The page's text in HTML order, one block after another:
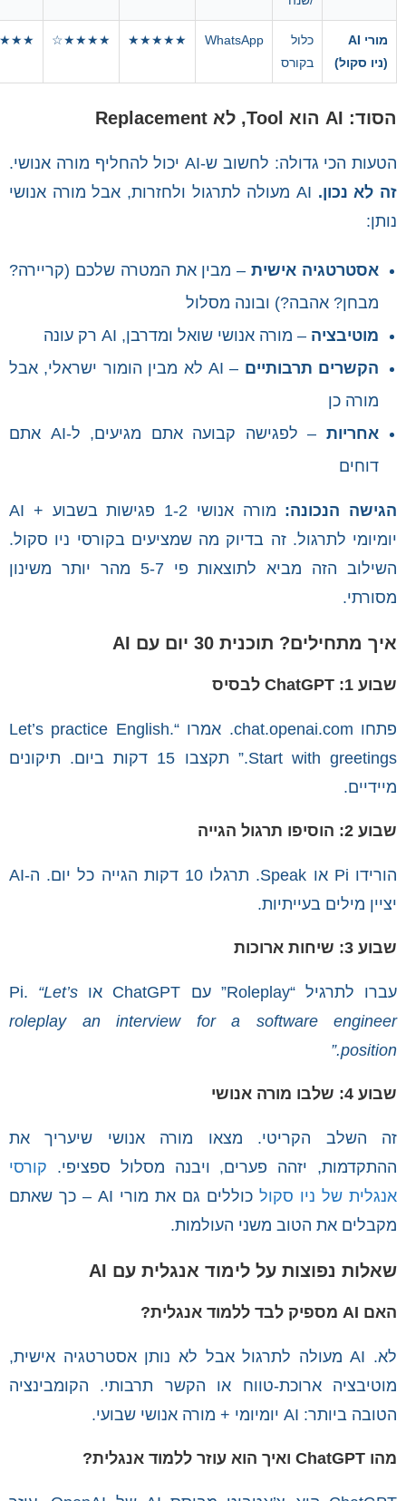
מורי AI
(ניו סקול)
כלול
בקורס
WhatsApp
★★★★★
★★★★☆
הסוד: AI הוא Tool, לא Replacement
הטעות הכי גדולה: לחשוב ש-AI יכול להחליף מורה אנושי.
זה לא נכון.
AI מעולה לתרגול ולחזרות, אבל מורה אנושי
נותן:
אסטרטגיה אישית– מבין את המטרה שלכם (קריירה?
מבחן? אהבה?) ובונה מסלול
מוטיבציה – מורה אנושי שואל ומדרבן, AI רק עונה
הקשרים תרבותיים
– AI לא מבין הומור ישראלי, אבל
מורה כן
אחריות
– לפגישה קבועה אתם מגיעים, ל-AI אתם
דוחים
הגישה הנכונה:
מורה אנושי 1-2 פגישות בשבוע + AI
יומיומי לתרגול. זה בדיוק מה שמציעים בקורסי ניו סקול.
השילוב הזה מביא לתוצאות פי 5-7 מהר יותר משינון
מסורתי.
איך מתחילים? תוכנית 30 יום עם AI
שבוע 1: ChatGPT לבסיס
פתחו chat.openai.com. אמרו “Let’s practice English.
Start with greetings.” תקצבו 15 דקות ביום. תיקונים
מיידיים.
שבוע 2: הוסיפו תרגול הגייה
הורידו Pi או Speak. תרגלו 10 דקות הגייה כל יום. ה-AI
יציין מילים בעייתיות.
שבוע 3: שיחות ארוכות
עברו לתרגיל “Roleplay” עם ChatGPT או Pi.
“Let’s
roleplay an interview for a software engineer
position.”
שבוע 4: שלבו מורה אנושי
זה השלב הקריטי. מצאו מורה אנושי שיעריך את
ההתקדמות, יזהה פערים, ויבנה מסלול ספציפי. קורסי
אנגלית של ניו סקול
כוללים גם את מורי AI – כך שאתם
מקבלים את הטוב משני העולמות.
שאלות נפוצות על לימוד אנגלית עם AI
האם AI מספיק לבד ללמוד אנגלית?
לא. AI מעולה לתרגול אבל לא נותן אסטרטגיה אישית,
מוטיבציה ארוכת-טווח או הקשר תרבותי. הקומבינציה
הטובה ביותר: AI יומיומי + מורה אנושי שבועי.
מהו ChatGPT ואיך הוא עוזר ללמוד אנגלית?